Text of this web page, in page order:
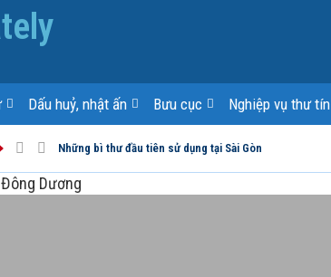
Dấu huỷ, nhật ấn Bưu cục Nghiệp vụ thư tín
Những bì thư đầu tiên sử dụng tại Sài Gòn
Dương